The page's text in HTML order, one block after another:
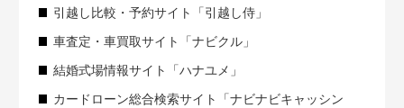
引越し比較・予約サイト「引越し侍」
車査定・車買取サイト「ナビクル」
結婚式場情報サイト「ハナユメ」
カードローン総合検索サイト「ナビナビキャッシン